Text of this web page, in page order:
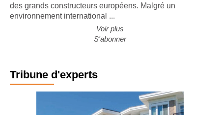
des grands constructeurs européens. Malgré un
environnement international ...
Voir plus
S'abonner
Tribune d'experts